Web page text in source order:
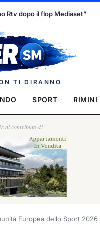
Congedo di maternità,
TI DIRANNO
SPORT RIMINI
al contributo di
Europea dello Sport 2026